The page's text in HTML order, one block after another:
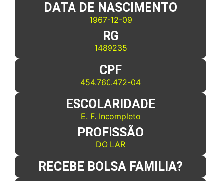
DATA DE NASCIMENTO
1967-12-09
RG
1489235
CPF
454.760.472-04
ESCOLARIDADE
E. F. Incompleto
PROFISSÃO
DO LAR
RECEBE BOLSA FAMILIA?